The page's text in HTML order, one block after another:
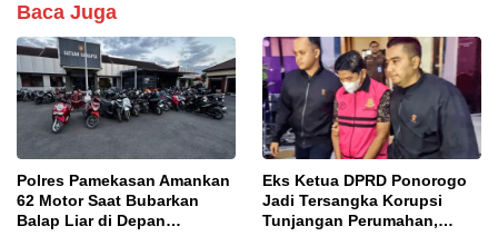
Baca Juga
Polres Pamekasan Amankan
62 Motor Saat Bubarkan
Balap Liar di Depan
Eks Ketua DPRD Ponorogo
Jadi Tersangka Korupsi
Tunjangan Perumahan,